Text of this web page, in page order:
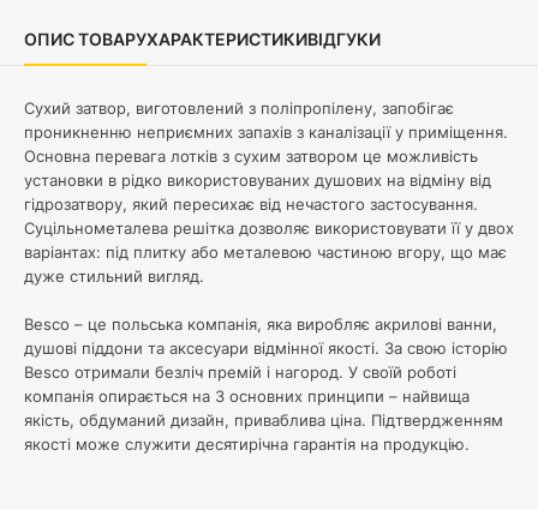
ОПИС ТОВАРУХАРАКТЕРИСТИКИВІДГУКИ
Сухий затвор, виготовлений з поліпропілену, запобігає
проникненню неприємних запахів з каналізації у приміщення.
Основна перевага лотків з сухим затвором це можливість
установки в рідко використовуваних душових на відміну від
гідрозатвору, який пересихає від нечастого застосування.
Суцільнометалева решітка дозволяє використовувати її у двох
варіантах: під плитку або металевою частиною вгору, що має
дуже стильний вигляд.
Besco – це польська компанія, яка виробляє акрилові ванни,
душові піддони та аксесуари відмінної якості. За свою історію
Besco отримали безліч премій і нагород. У своїй роботі
компанія опирається на 3 основних принципи – найвища
якість, обдуманий дизайн, приваблива ціна. Підтвердженням
якості може служити десятирічна гарантія на продукцію.